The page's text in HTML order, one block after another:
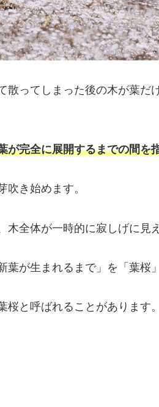
散ってしまった後の木が葉だ
が完全に展開するまでの間を
き始めます。
全体が一時的に寂しげに見
が生まれるまで」を「葉桜
と呼ばれることがあります。